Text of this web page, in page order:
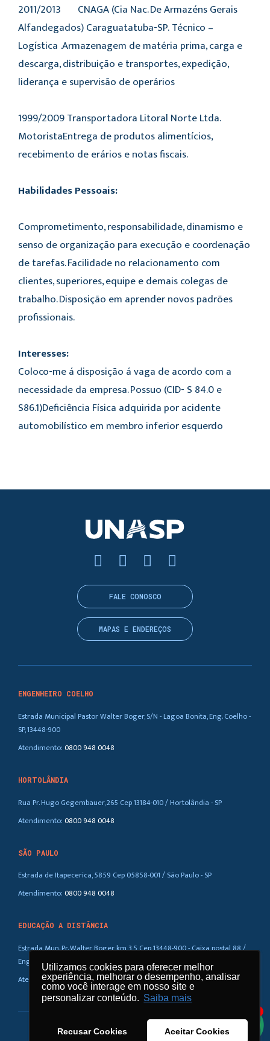
Utilizamos cookies para oferecer melhor
experiência, melhorar o desempenho, analisar
como você interage em nosso site e
personalizar conteúdo. Saiba mais
Recusar Cookies Aceitar Cookies
Utilizamos cookies para oferecer melhor
experiência, melhorar o desempenho, analisar
como você interage em nosso site e
personalizar conteúdo. Saiba mais
Recusar Cookies Aceitar Cookies
2011/2013 CNAGA (Cia Nac. De Armazéns Gerais
Alfandegados) Caraguatatuba-SP. Técnico –
Logística .Armazenagem de matéria prima, carga e
descarga, distribuição e transportes, expedição,
liderança e supervisão de operários
1999/2009 Transportadora Litoral Norte Ltda.
MotoristaEntrega de produtos alimentícios,
recebimento de erários e notas fiscais.
Habilidades Pessoais:
Comprometimento, responsabilidade, dinamismo e
senso de organização para execução e coordenação
de tarefas. Facilidade no relacionamento com
clientes, superiores, equipe e demais colegas de
trabalho. Disposição em aprender novos padrões
profissionais.
Interesses:
Coloco-me á disposição á vaga de acordo com a
necessidade da empresa. Possuo (CID- S 84.0 e
S86.1)Deficiência Física adquirida por acidente
automobilístico em membro inferior esquerdo
ENGENHEIRO COELHO
Estrada Municipal Pastor Walter Boger, S/N - Lagoa Bonita, Eng. Coelho -
SP, 13448-900
Atendimento:0800 948 0048
HORTOLÂNDIA
Rua Pr. Hugo Gegembauer, 265 Cep 13184-010 / Hortolândia - SP
Atendimento:0800 948 0048
SÃO PAULO
Estrada de Itapecerica, 5859 Cep 05858-001 / São Paulo - SP
Atendimento:0800 948 0048
EDUCAÇÃO A DISTÂNCIA
Estrada Mun. Pr. Walter Boger, km 3,5 Cep 13448-900 - Caixa postal 88 /
Eng. Coelho – SP
Atendimento:0800 948 0048
FALE CONOSCO
MAPAS E ENDEREÇOS